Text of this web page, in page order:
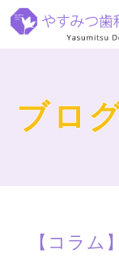
ブロ
【コラム